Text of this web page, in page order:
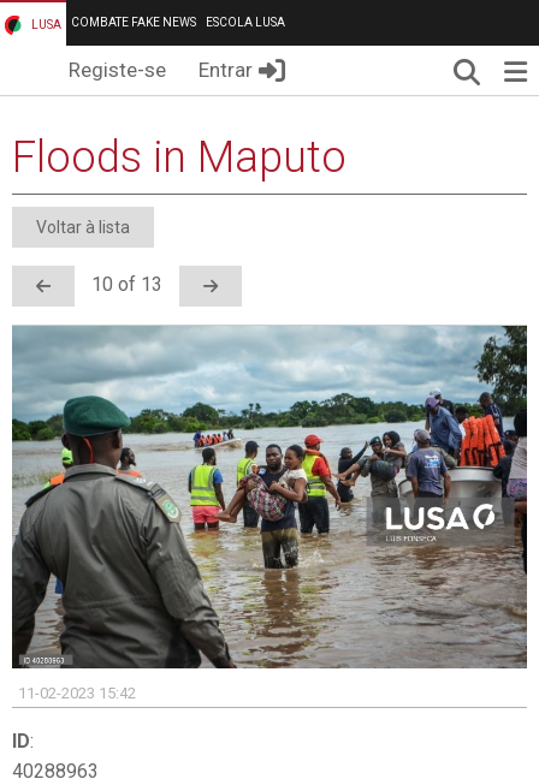
LUSA COMBATE FAKE NEWS ESCOLA LUSA
Registe-se Entrar
Floods in Maputo
Voltar à lista
Anterior10 of 13 Próximo
11-02-2023 15:42
ID:
40288963